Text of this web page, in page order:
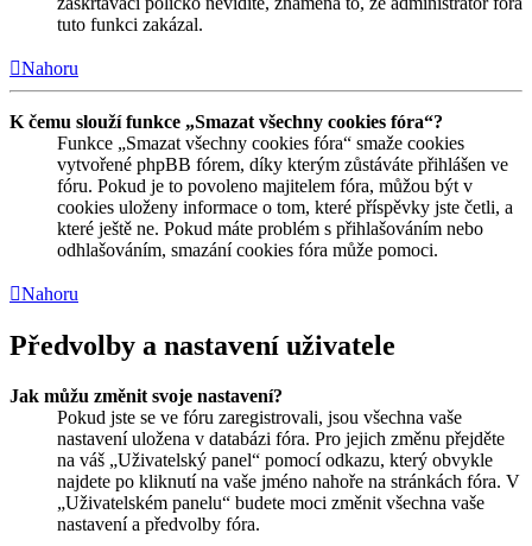
tuto funkci zakázal.
Nahoru
K čemu slouží funkce „Smazat všechny cookies fóra“?
Funkce „Smazat všechny cookies fóra“ smaže cookies
vytvořené phpBB fórem, díky kterým zůstáváte přihlášen ve
fóru. Pokud je to povoleno majitelem fóra, můžou být v
cookies uloženy informace o tom, které příspěvky jste četli, a
které ještě ne. Pokud máte problém s přihlašováním nebo
odhlašováním, smazání cookies fóra může pomoci.
Nahoru
Předvolby a nastavení uživatele
Jak můžu změnit svoje nastavení?
Pokud jste se ve fóru zaregistrovali, jsou všechna vaše
nastavení uložena v databázi fóra. Pro jejich změnu přejděte
na váš „Uživatelský panel“ pomocí odkazu, který obvykle
najdete po kliknutí na vaše jméno nahoře na stránkách fóra. V
„Uživatelském panelu“ budete moci změnit všechna vaše
nastavení a předvolby fóra.